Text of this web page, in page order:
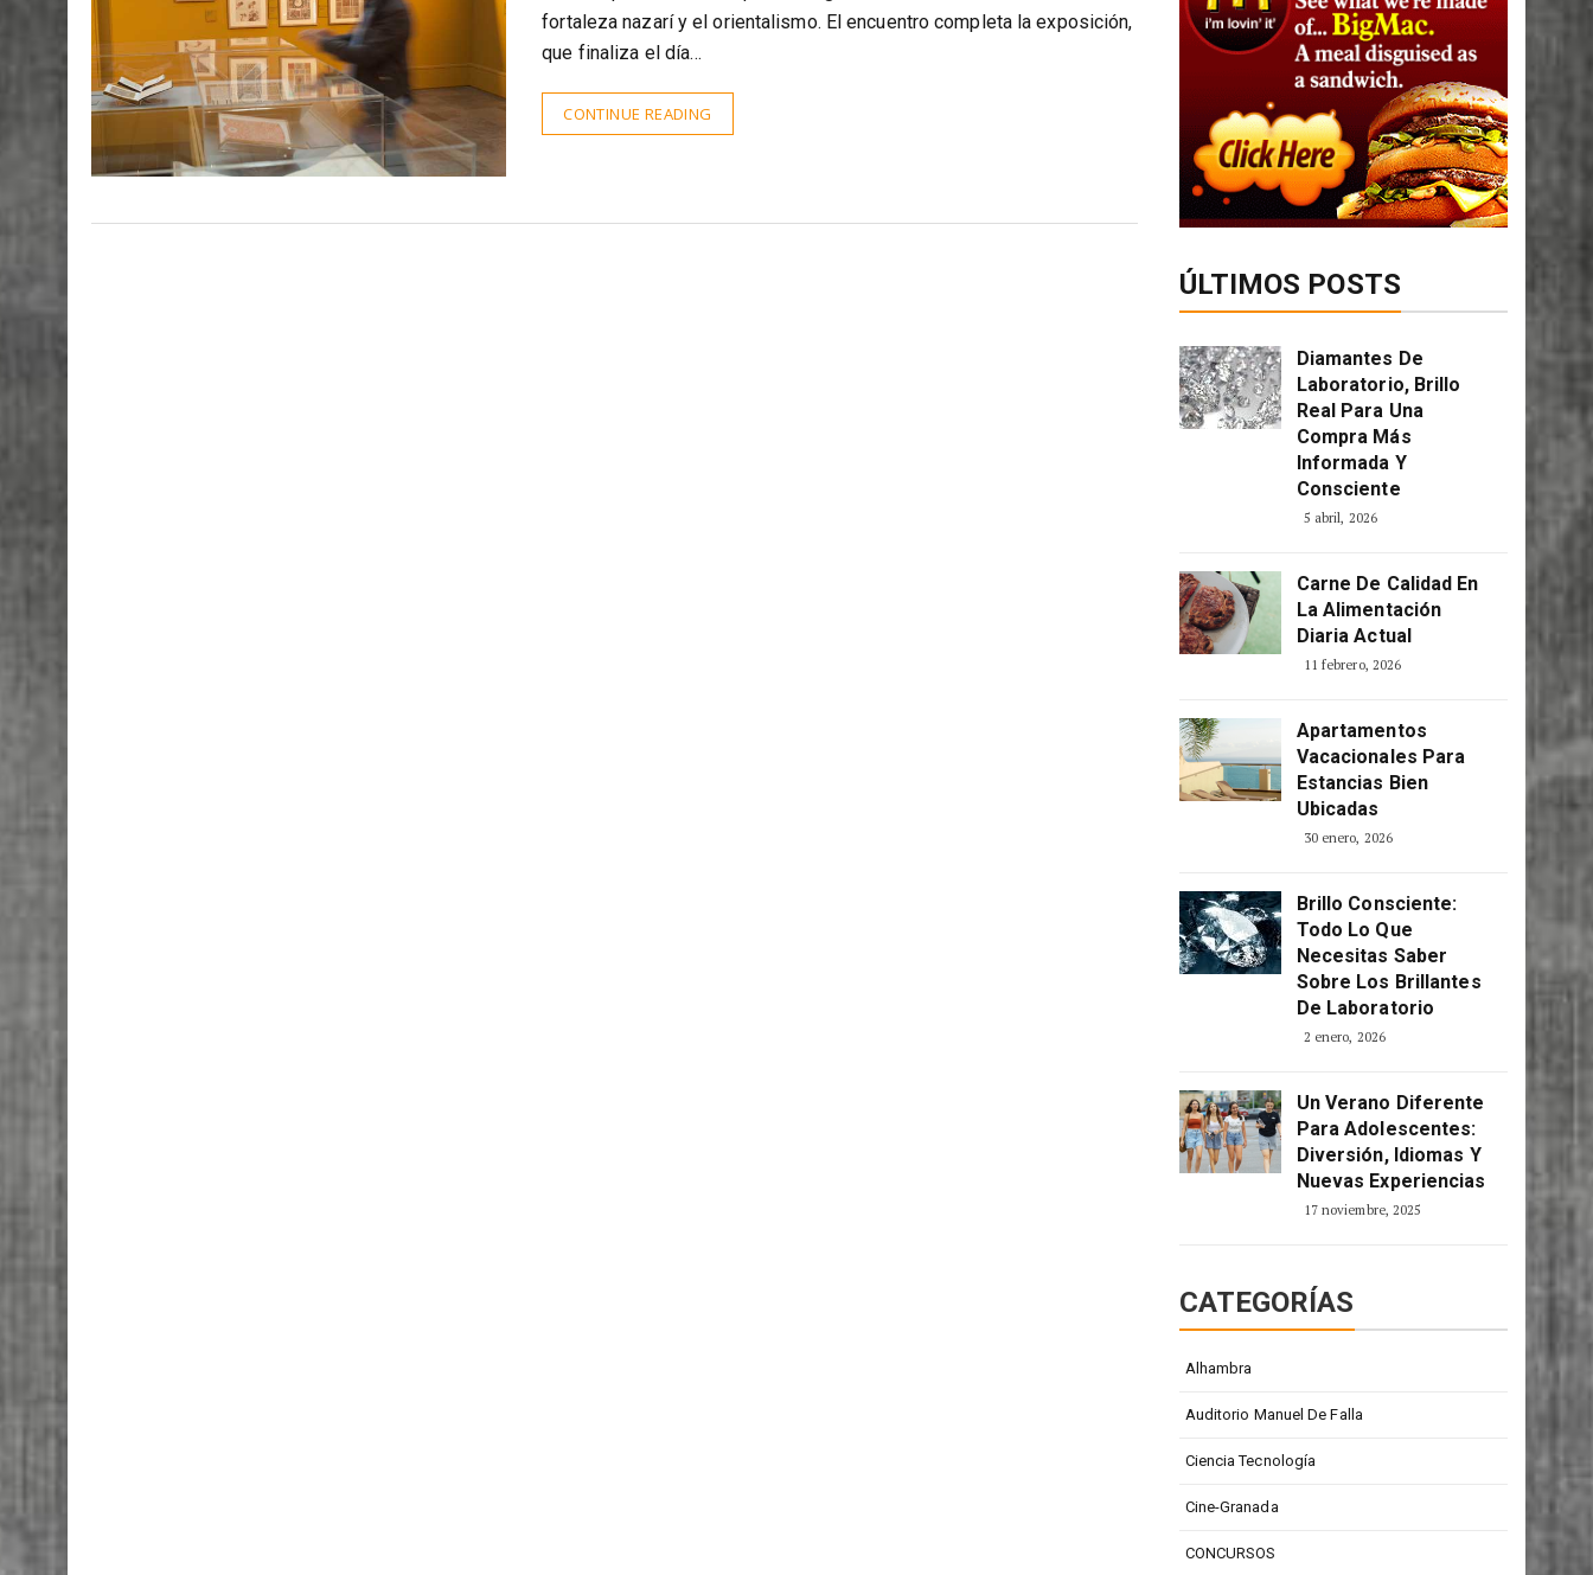
fortaleza nazarí y el orientalismo. El encuentro completa la exposición,
que finaliza el día…
CONTINUE READING
ÚLTIMOS POSTS
Diamantes De
Laboratorio, Brillo
Real Para Una
Compra Más
Informada Y
Consciente
5 abril, 2026
Carne De Calidad En
La Alimentación
Diaria Actual
11 febrero, 2026
Apartamentos
Vacacionales Para
Estancias Bien
Ubicadas
30 enero, 2026
Brillo Consciente:
Todo Lo Que
Necesitas Saber
Sobre Los Brillantes
De Laboratorio
2 enero, 2026
Un Verano Diferente
Para Adolescentes:
Diversión, Idiomas Y
Nuevas Experiencias
17 noviembre, 2025
CATEGORÍAS
Alhambra
Auditorio Manuel De Falla
Ciencia Tecnología
Cine-Granada
CONCURSOS